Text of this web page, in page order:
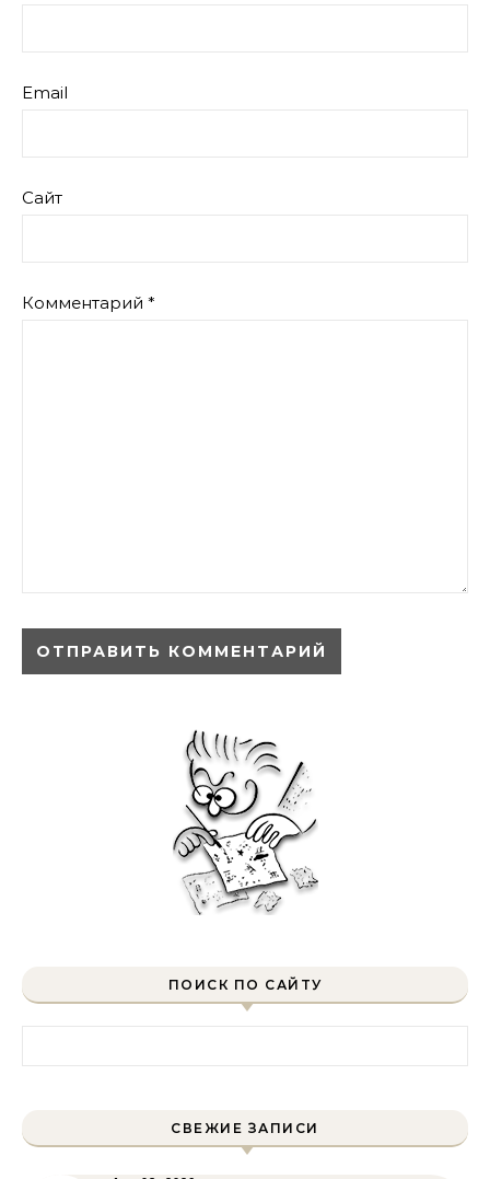
Email
Сайт
Комментарий *
ПОИСК ПО САЙТУ
СВЕЖИЕ ЗАПИСИ